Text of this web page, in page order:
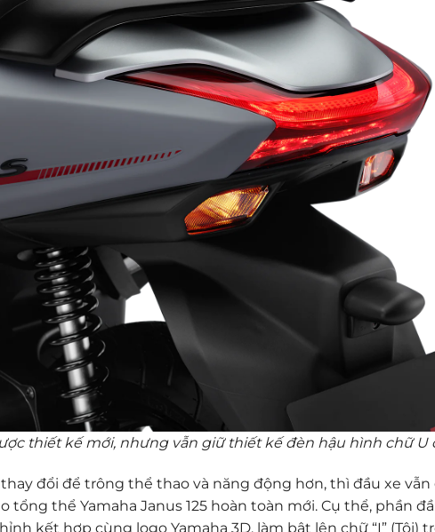
thiết kế mới, nhưng vẫn giữ thiết kế đèn hậu hình chữ U
đổi để trông thể thao và năng động hơn, thì đầu xe
tổng thể Yamaha Janus 125 hoàn toàn mới. Cụ thể, phần
kết hợp cùng logo Yamaha 3D, làm bật lên chữ “I” (Tôi)